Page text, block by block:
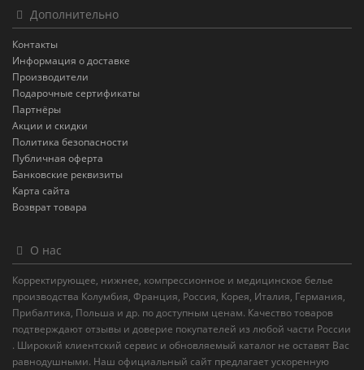
Дополнительно
Контакты
Информация о доставке
Производители
Подарочные сертификаты
Партнёры
Акции и скидки
Политика безопасности
Публичная оферта
Банковские реквизиты
Карта сайта
Возврат товара
О нас
Корректирующее, нижнее, компрессионное и медицинское белье
производства Колумбия, Франция, Россия, Корея, Италия, Германия,
Прибалтика, Польша и др. по доступным ценам. Качество товаров
подтверждают отзывы и доверие покупателей из любой части России
. Широкий клиентский сервис и обновляемый каталог не оставят Вас
равнодушными. Наш официальный сайт предлагает ускоренную